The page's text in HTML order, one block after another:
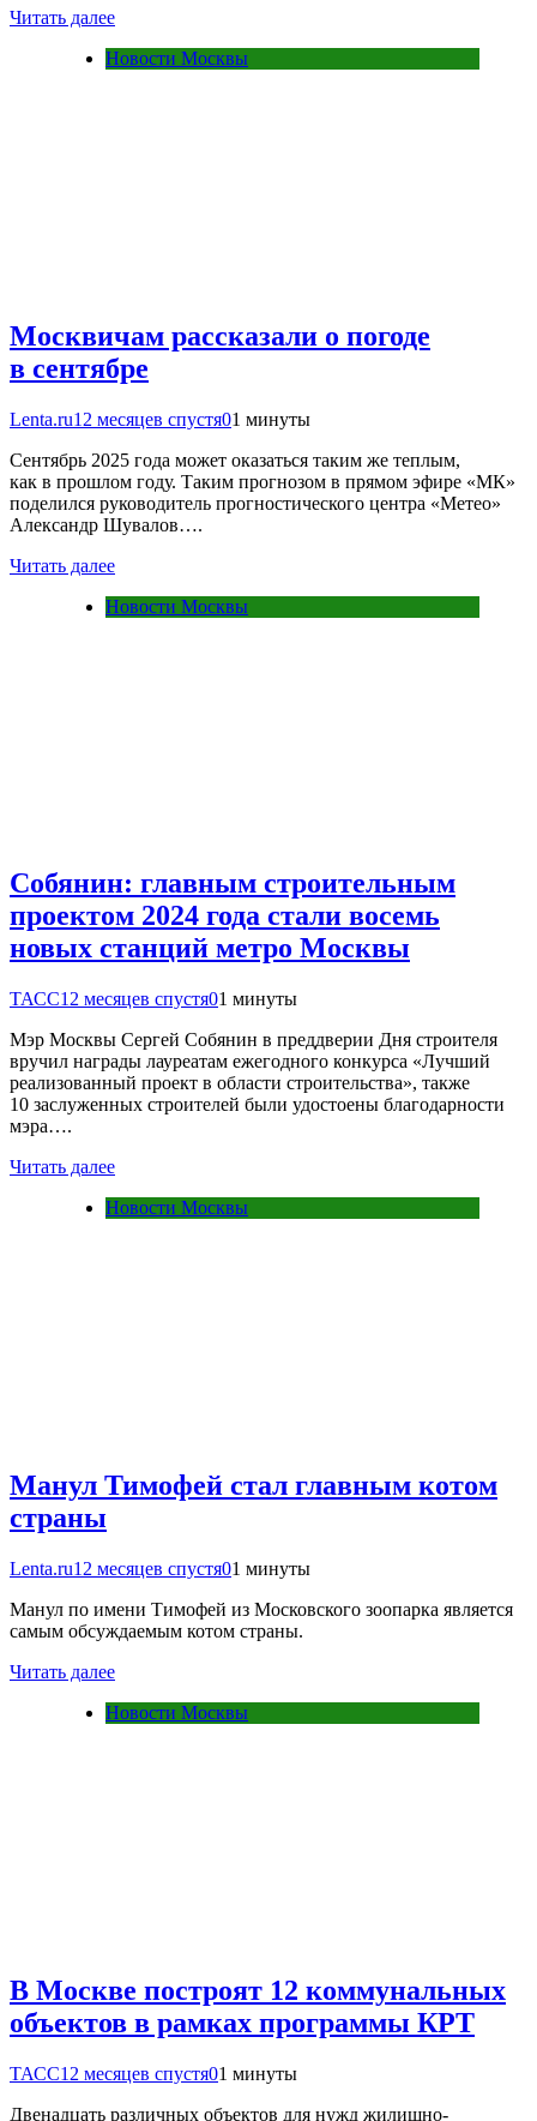
Читать далее
Новости Москвы
Москвичам рассказали о погоде
в сентябре
Lenta.ru12 месяцев спустя01 минуты
Сентябрь 2025 года может оказаться таким же теплым,
как в прошлом году. Таким прогнозом в прямом эфире «МК»
поделился руководитель прогностического центра «Метео»
Александр Шувалов….
Читать далее
Новости Москвы
Собянин: главным строительным
проектом 2024 года стали восемь
новых станций метро Москвы
ТАСС12 месяцев спустя01 минуты
Мэр Москвы Сергей Собянин в преддверии Дня строителя
вручил награды лауреатам ежегодного конкурса «Лучший
реализованный проект в области строительства», также
10 заслуженных строителей были удостоены благодарности
мэра….
Читать далее
Новости Москвы
Манул Тимофей стал главным котом
страны
Lenta.ru12 месяцев спустя01 минуты
Манул по имени Тимофей из Московского зоопарка является
самым обсуждаемым котом страны.
Читать далее
Новости Москвы
В Москве построят 12 коммунальных
объектов в рамках программы КРТ
ТАСС12 месяцев спустя01 минуты
Двенадцать различных объектов для нужд жилищно-